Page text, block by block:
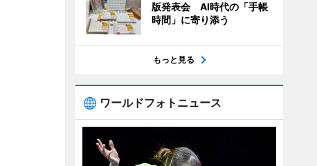
版発表会 AI時代の「手帳
時間」に寄り添う
もっと見る
ワールドフォトニュース